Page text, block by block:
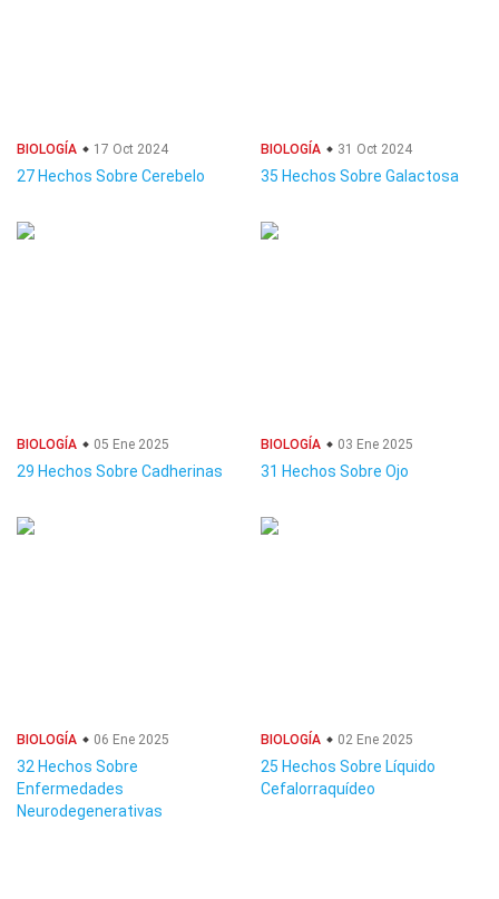
BIOLOGÍA 17 Oct 2024
27 Hechos Sobre Cerebelo
BIOLOGÍA 31 Oct 2024
35 Hechos Sobre Galactosa
BIOLOGÍA 05 Ene 2025
29 Hechos Sobre Cadherinas
BIOLOGÍA 03 Ene 2025
31 Hechos Sobre Ojo
BIOLOGÍA 06 Ene 2025
32 Hechos Sobre
Enfermedades
Neurodegenerativas
BIOLOGÍA 02 Ene 2025
25 Hechos Sobre Líquido
Cefalorraquídeo